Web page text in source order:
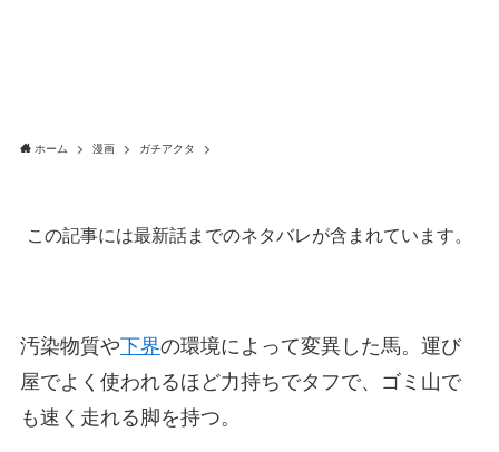
ホーム 漫画 ガチアクタ
この記事には最新話までのネタバレが含まれています。
汚染物質や下界の環境によって変異した馬。運び
屋でよく使われるほど力持ちでタフで、ゴミ山で
も速く走れる脚を持つ。